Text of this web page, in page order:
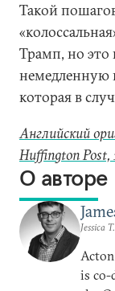
Такой
Трамп, но это
немедленную
которая в
Английский
Huffington
О авторе
Jessica
is co-